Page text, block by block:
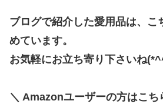
ブログで紹介した愛用品は、こ
めています。
お気軽にお立ち寄り下さいね
＼ Amazonユーザーの方はこち